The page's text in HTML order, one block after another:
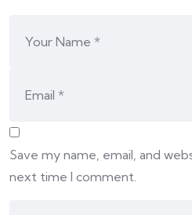
Save my name, email, and
next time I comment.